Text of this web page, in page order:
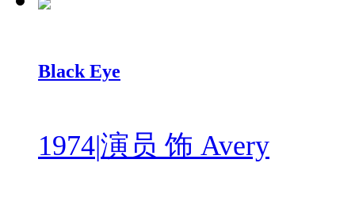
Black Eye
1974|演员 饰 Avery